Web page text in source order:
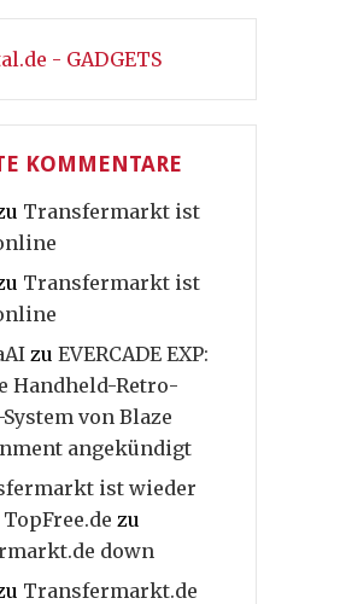
- GADGETS
KOMMENTARE
Transfermarkt ist
Transfermarkt ist
zu EVERCADE EXP:
Handheld-Retro-
von Blaze
angekündigt
ist wieder
zu
down
Transfermarkt.de